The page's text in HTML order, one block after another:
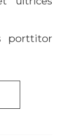
porttitor